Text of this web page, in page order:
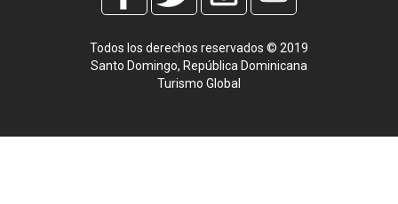
Todos los derechos reservados © 2019
Santo Domingo, República Dominicana
Turismo Global